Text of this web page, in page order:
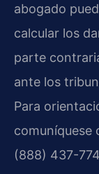
abogado
calcular los
parte
ante los
Para
comuníquese
(888) 437-